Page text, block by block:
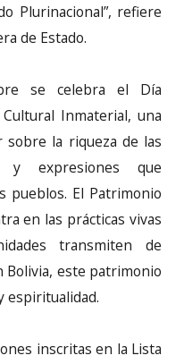
Plurinacional”, refiere
de Estado.
se celebra el Día
Inmaterial, una
la riqueza de las
y expresiones que
pueblos. El Patrimonio
en las prácticas vivas
transmiten de
Bolivia, este patrimonio
espiritualidad.
inscritas en la Lista